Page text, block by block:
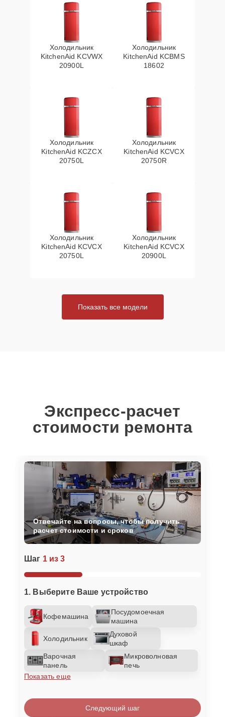
Холодильник
KitchenAid KCVWX
20900L
Холодильник
KitchenAid KCBMS
18602
Холодильник
KitchenAid KCZCX
20750L
Холодильник
KitchenAid KCVCX
20750R
Холодильник
KitchenAid KCVCX
20750L
Холодильник
KitchenAid KCVCX
20900L
Показать все модели
Экспресс-расчет
стоимости ремонта
Шаг 1 из 3
1. Выберите Ваше устройство
Кофемашина
Посудомоечная
машина
Холодильник
Духовой
шкаф
Варочная
панель
Микроволновая
печь
Показать еще
Отвечайте на вопросы, чтобы получить
расчет стоимости и сроков
Следующий шаг